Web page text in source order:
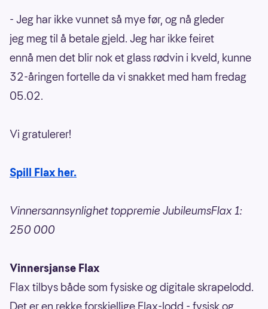
- Jeg har ikke vunnet så mye før, og nå gleder
jeg meg til å betale gjeld. Jeg har ikke feiret
ennå men det blir nok et glass rødvin i kveld, kunne
32-åringen fortelle da vi snakket med ham fredag
05.02.
Vi gratulerer!
Spill Flax her.
Vinnersannsynlighet toppremie JubileumsFlax 1:
250 000
Vinnersjanse Flax
Flax tilbys både som fysiske og digitale skrapelodd.